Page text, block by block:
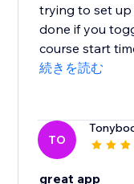
trying to set
done if you
course start
続きを読む
TO
great app